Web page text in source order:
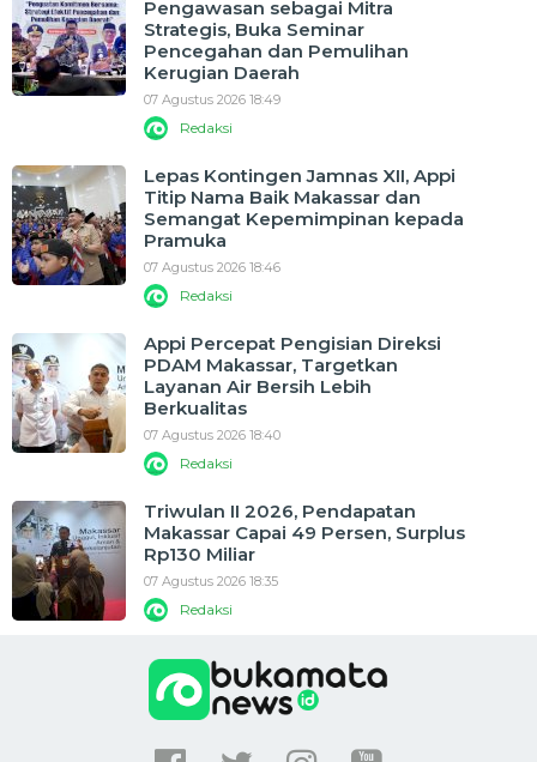
Pengawasan sebagai Mitra
Strategis, Buka Seminar
Pencegahan dan Pemulihan
Kerugian Daerah
07 Agustus 2026 18:49
Redaksi
Lepas Kontingen Jamnas XII, Appi
Titip Nama Baik Makassar dan
Semangat Kepemimpinan kepada
Pramuka
07 Agustus 2026 18:46
Redaksi
Appi Percepat Pengisian Direksi
PDAM Makassar, Targetkan
Layanan Air Bersih Lebih
Berkualitas
07 Agustus 2026 18:40
Redaksi
Triwulan II 2026, Pendapatan
Makassar Capai 49 Persen, Surplus
Rp130 Miliar
07 Agustus 2026 18:35
Redaksi